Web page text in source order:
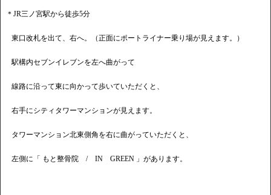
＊JR三ノ宮駅から徒歩5分
東口改札を出て、右へ。（正面にポートライナー乗り場が見えます。）
駅構内セブンイレブンを左へ曲がって
線路に沿って東に向かって歩いていただくと、
右手にシティタワーマンションが見えます。
タワーマンション北東側角を右に曲がっていただくと、
左側に「 もと整骨院 / IN GREEN 」があります。